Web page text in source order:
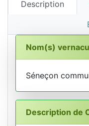
Description
Nom(s)
Séneçon
Description de